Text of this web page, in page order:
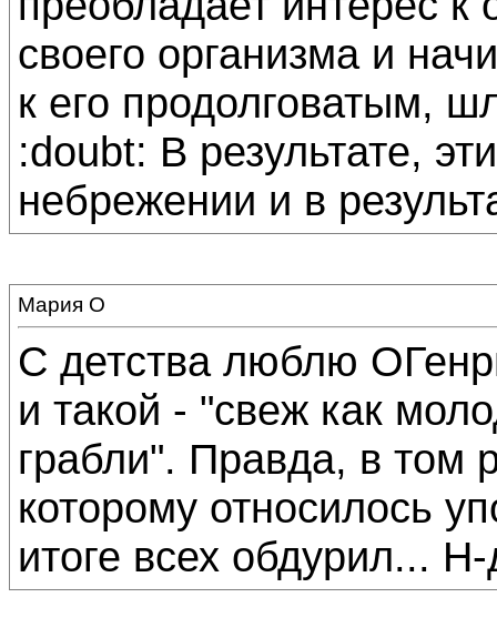
своего организма и
к его продолговатым,
:doubt: В результате,
небрежении и в
Мария О
С детства люблю
и такой - "свеж как
грабли". Правда, в том
которому относилось
итоге всех обдурил...